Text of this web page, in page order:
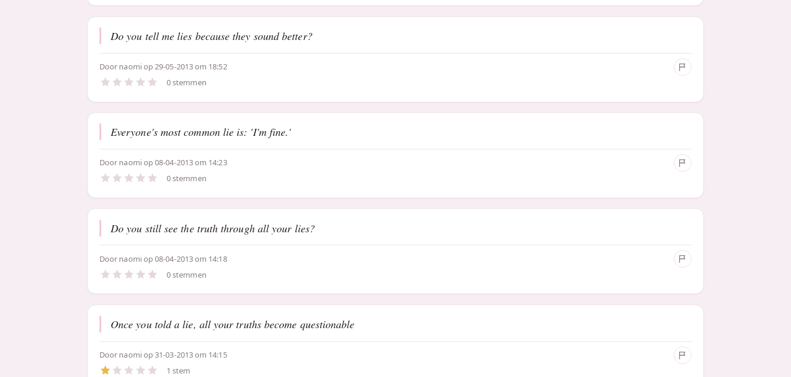
Do you tell me lies because they sound better?
Door naomiop 29-05-2013 om 18:52
0 stemmen
Everyone's most common lie is: 'I'm fine.'
Door naomiop 08-04-2013 om 14:23
0 stemmen
Do you still see the truth through all your lies?
Door naomiop 08-04-2013 om 14:18
0 stemmen
Once you told a lie, all your truths become questionable
Door naomiop 31-03-2013 om 14:15
1 stem